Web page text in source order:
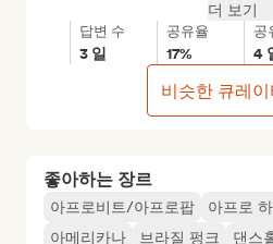
좋아하는 장르
아프로비트/아프로팝
아프로
아메리카나
브라질 펑크 댄스
더 보기
답변 수
3 일
공유율
17%
공
4
비슷한 큐레이